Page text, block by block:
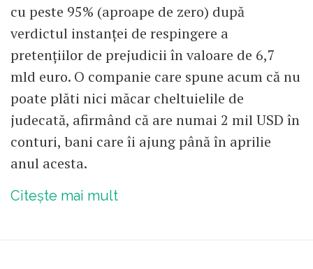
cu peste 95% (aproape de zero) după
verdictul instanței de respingere a
pretențiilor de prejudicii în valoare de 6,7
mld euro. O companie care spune acum că nu
poate plăti nici măcar cheltuielile de
judecată, afirmând că are numai 2 mil USD în
conturi, bani care îi ajung până în aprilie
anul acesta.
Citește mai mult